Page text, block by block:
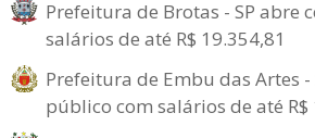
Prefeitura de Brotas - SP abre
salários de até R$ 19.354,81
Prefeitura de Embu das Artes -
público com salários de até R$